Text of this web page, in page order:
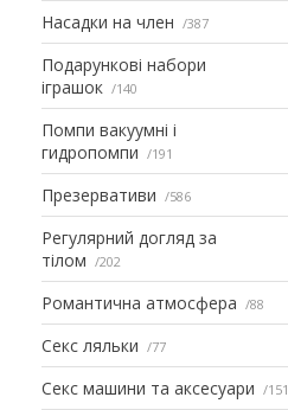
Насадки на член 387
Подарункові набори
іграшок
140
Помпи вакуумні і
гидропомпи
191
Презервативи 586
Регулярний догляд за
тілом
202
Романтична атмосфера 88
Секс ляльки 77
Секс машини та аксесуари 151